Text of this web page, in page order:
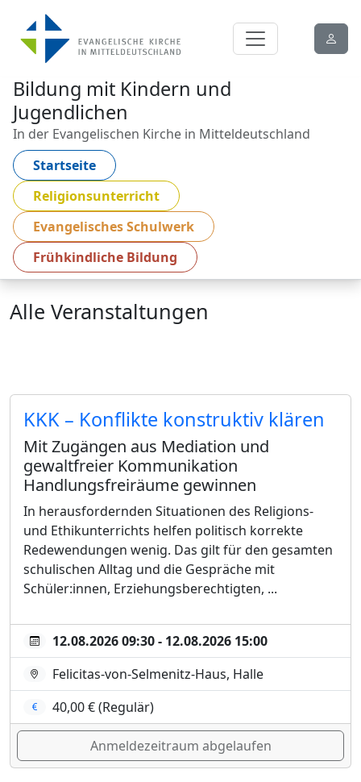
Bildung mit Kindern und
Jugendlichen
In der Evangelischen Kirche in Mitteldeutschland
Startseite
Religionsunterricht
Evangelisches Schulwerk
Frühkindliche Bildung
Alle Veranstaltungen
KKK – Konflikte konstruktiv klären
Mit Zugängen aus Mediation und
gewaltfreier Kommunikation
Handlungsfreiräume gewinnen
In herausfordernden Situationen des Religions-
und Ethikunterrichts helfen politisch korrekte
Redewendungen wenig. Das gilt für den gesamten
schulischen Alltag und die Gespräche mit
Schüler:innen, Erziehungsberechtigten, ...
12.08.2026 09:30 - 12.08.2026 15:00
Felicitas-von-Selmenitz-Haus, Halle
40,00 € (Regulär)
Anmeldezeitraum abgelaufen